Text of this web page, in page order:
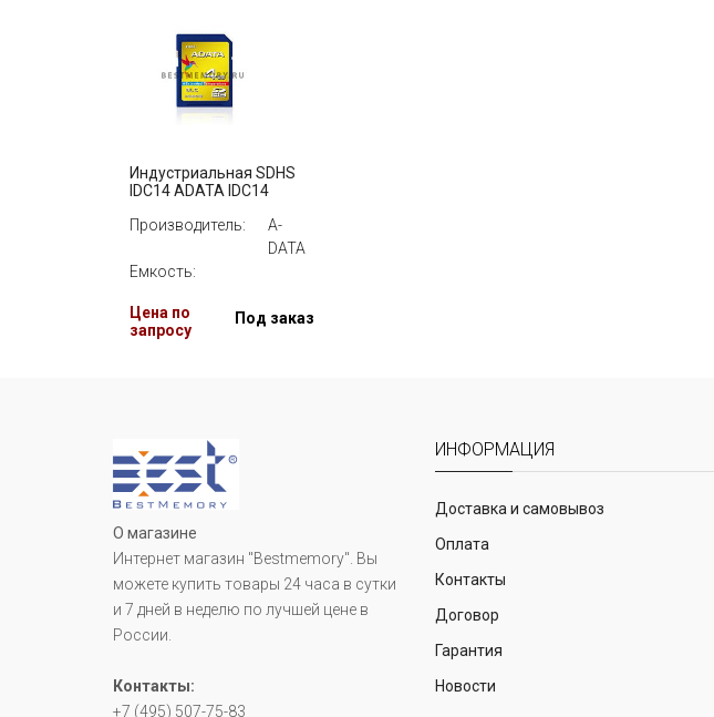
Индустриальная SDHS
IDC14 ADATA IDC14
Производитель:
A-
DATA
Емкость:
Цена по
запросу
Под заказ
О магазине
Интернет магазин "Bestmemory". Вы
можете купить товары 24 часа в сутки
и 7 дней в неделю по лучшей цене в
России.
Контакты:
+7 (495) 507-75-83
ИНФОРМАЦИЯ
Доставка и самовывоз
Оплата
Контакты
Договор
Гарантия
Новости